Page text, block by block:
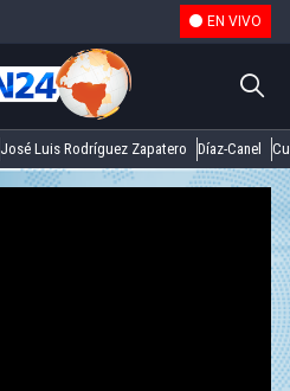
EN VIVO
José Luis Rodríguez Zapatero Díaz-Canel